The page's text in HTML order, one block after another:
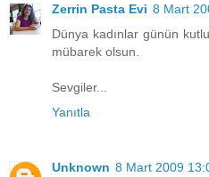
Zerrin Pasta Evi 8 Mart
Dünya kadınlar günün
mübarek olsun.
Sevgiler...
Yanıtla
Unknown 8 Mart 2009